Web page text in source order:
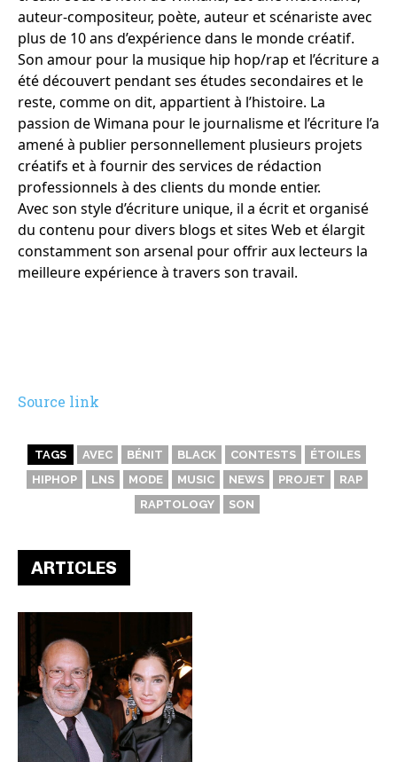
auteur-compositeur, poète, auteur et scénariste avec
plus de 10 ans d’expérience dans le monde créatif.
Son amour pour la musique hip hop/rap et l’écriture a
été découvert pendant ses études secondaires et le
reste, comme on dit, appartient à l’histoire. La
passion de Wimana pour le journalisme et l’écriture l’a
amené à publier personnellement plusieurs projets
créatifs et à fournir des services de rédaction
professionnels à des clients du monde entier.
Avec son style d’écriture unique, il a écrit et organisé
du contenu pour divers blogs et sites Web et élargit
constamment son arsenal pour offrir aux lecteurs la
meilleure expérience à travers son travail.
Source link
TAGS AVEC BÉNIT BLACK CONTESTS
ÉTOILES
HIPHOP
LNS MODE MUSIC NEWS PROJET
RAP
RAPTOLOGY
SON
ARTICLES